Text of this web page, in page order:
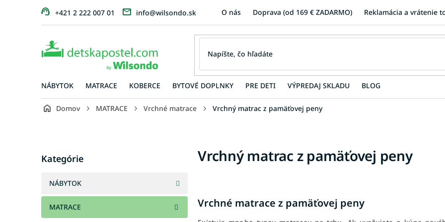
+421 2 222 007 01 info@wilsondo.sk O nás Doprava (od 169 € ZADARMO) Reklamácia a vrátenie
NÁBYTOK MATRACE KOBERCE BYTOVÉ DOPLNKY PRE DETI VÝPREDAJ SKLADU BLOG
Domov MATRACE Vrchné matrace Vrchný matrac z pamäťovej peny
n
ý
n
kategórie
Kategórie
NÁBYTOK
MATRACE
Vrchný matrac z pamäťovej peny
Vrchné matrace z pamäťovej peny